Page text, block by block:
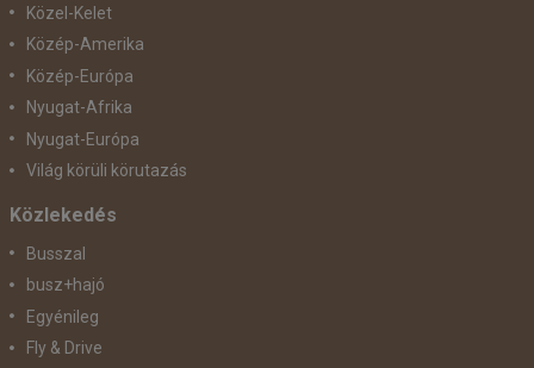
Közel-Kelet
Közép-Amerika
Közép-Európa
Nyugat-Afrika
Nyugat-Európa
Világ körüli körutazás
Közlekedés
Busszal
busz+hajó
Egyénileg
Fly & Drive